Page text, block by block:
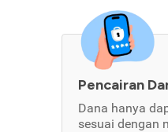
Pencairan
Dana hanya
sesuai dengan